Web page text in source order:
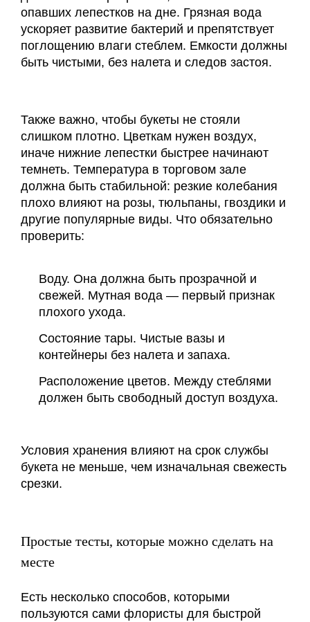
опавших лепестков на дне. Грязная вода
ускоряет развитие бактерий и препятствует
поглощению влаги стеблем. Емкости должны
быть чистыми, без налета и следов застоя.
Также важно, чтобы букеты не стояли
слишком плотно. Цветкам нужен воздух,
иначе нижние лепестки быстрее начинают
темнеть. Температура в торговом зале
должна быть стабильной: резкие колебания
плохо влияют на розы, тюльпаны, гвоздики и
другие популярные виды. Что обязательно
проверить:
Воду. Она должна быть прозрачной и
свежей. Мутная вода — первый признак
плохого ухода.
Состояние тары. Чистые вазы и
контейнеры без налета и запаха.
Расположение цветов. Между стеблями
должен быть свободный доступ воздуха.
Условия хранения влияют на срок службы
букета не меньше, чем изначальная свежесть
срезки.
Простые тесты, которые можно сделать на
месте
Есть несколько способов, которыми
пользуются сами флористы для быстрой